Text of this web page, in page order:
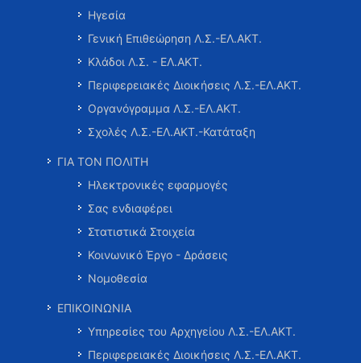
Ηγεσία
Γενική Επιθεώρηση Λ.Σ.-ΕΛ.ΑΚΤ.
Κλάδοι Λ.Σ. - ΕΛ.ΑΚΤ.
Περιφερειακές Διοικήσεις Λ.Σ.-ΕΛ.ΑΚΤ.
Οργανόγραμμα Λ.Σ.-ΕΛ.ΑΚΤ.
Σχολές Λ.Σ.-ΕΛ.ΑΚΤ.-Κατάταξη
ΓΙΑ ΤΟΝ ΠΟΛΙΤΗ
Ηλεκτρονικές εφαρμογές
Σας ενδιαφέρει
Στατιστικά Στοιχεία
Κοινωνικό Έργο - Δράσεις
Νομοθεσία
ΕΠΙΚΟΙΝΩΝΙΑ
Υπηρεσίες του Αρχηγείου Λ.Σ.-ΕΛ.ΑΚΤ.
Περιφερειακές Διοικήσεις Λ.Σ.-ΕΛ.ΑΚΤ.